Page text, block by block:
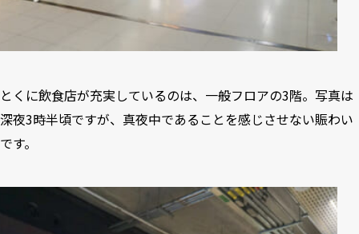
とくに飲食店が充実しているのは、一般フロアの3階。写真は
深夜3時半頃ですが、真夜中であることを感じさせない賑わい
です。